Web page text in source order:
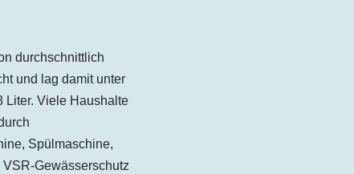
durchschnittlich
und lag damit unter
Liter. Viele Haushalte
Spülmaschine,
Gewässerschutz